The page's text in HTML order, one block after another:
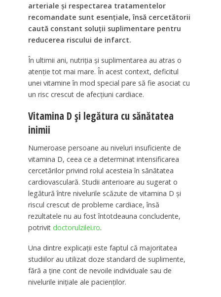
arteriale și respectarea tratamentelor
recomandate sunt esențiale, însă cercetătorii
caută constant soluții suplimentare pentru
reducerea riscului de infarct.
În ultimii ani, nutriția și suplimentarea au atras o
atenție tot mai mare. În acest context, deficitul
unei vitamine în mod special pare să fie asociat cu
un risc crescut de afecțiuni cardiace.
Vitamina D și legătura cu sănătatea
inimii
Numeroase persoane au niveluri insuficiente de
vitamina D, ceea ce a determinat intensificarea
cercetărilor privind rolul acesteia în sănătatea
cardiovasculară. Studii anterioare au sugerat o
legătură între nivelurile scăzute de vitamina D și
riscul crescut de probleme cardiace, însă
rezultatele nu au fost întotdeauna concludente,
potrivit doctorulzilei.ro.
Una dintre explicații este faptul că majoritatea
studiilor au utilizat doze standard de suplimente,
fără a ține cont de nevoile individuale sau de
nivelurile inițiale ale pacienților.